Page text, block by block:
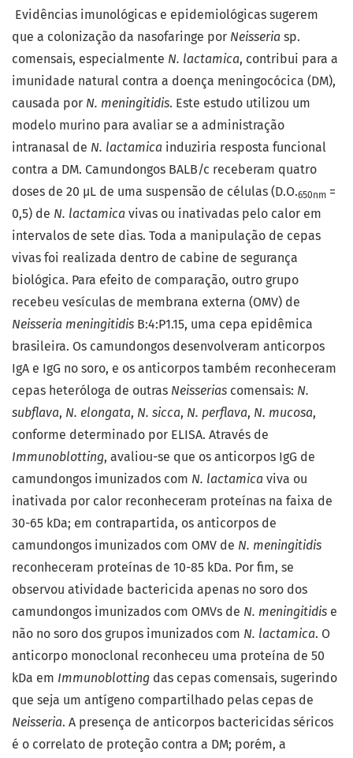
Evidências imunológicas e epidemiológicas sugerem
que a colonização da nasofaringe por Neisseria sp.
comensais, especialmente N. lactamica, contribui para a
imunidade natural contra a doença meningocócica (DM),
causada por N. meningitidis. Este estudo utilizou um
modelo murino para avaliar se a administração
intranasal de N. lactamica induziria resposta funcional
contra a DM. Camundongos BALB/c receberam quatro
doses de 20 μL de uma suspensão de células (D.O.650nm =
0,5) de N. lactamica vivas ou inativadas pelo calor em
intervalos de sete dias. Toda a manipulação de cepas
vivas foi realizada dentro de cabine de segurança
biológica. Para efeito de comparação, outro grupo
recebeu vesículas de membrana externa (OMV) de
Neisseria meningitidis B:4:P1.15, uma cepa epidêmica
brasileira. Os camundongos desenvolveram anticorpos
IgA e IgG no soro, e os anticorpos também reconheceram
cepas heteróloga de outras Neisserias comensais: N.
subflava, N. elongata, N. sicca, N. perflava, N. mucosa,
conforme determinado por ELISA. Através de
Immunoblotting, avaliou-se que os anticorpos IgG de
camundongos imunizados com N. lactamica viva ou
inativada por calor reconheceram proteínas na faixa de
30-65 kDa; em contrapartida, os anticorpos de
camundongos imunizados com OMV de N. meningitidis
reconheceram proteínas de 10-85 kDa. Por fim, se
observou atividade bactericida apenas no soro dos
camundongos imunizados com OMVs de N. meningitidis e
não no soro dos grupos imunizados com N. lactamica. O
anticorpo monoclonal reconheceu uma proteína de 50
kDa em Immunoblotting das cepas comensais, sugerindo
que seja um antígeno compartilhado pelas cepas de
Neisseria. A presença de anticorpos bactericidas séricos
é o correlato de proteção contra a DM; porém, a